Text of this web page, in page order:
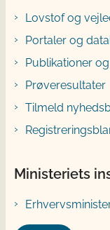
Lovstof og
Portaler og
Publikationer
Prøveresultater
Tilmeld
Ministeriets